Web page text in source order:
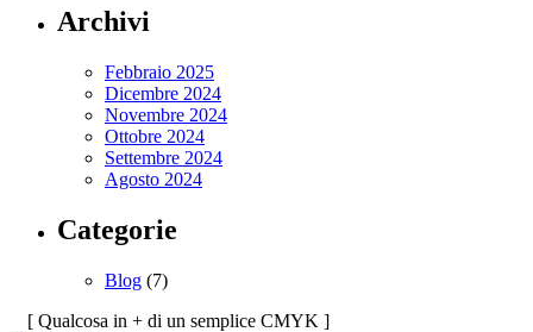
Archivi
Febbraio 2025
Dicembre 2024
Novembre 2024
Ottobre 2024
Settembre 2024
Agosto 2024
Categorie
Blog (7)
[ Qualcosa in + di un semplice CMYK ]